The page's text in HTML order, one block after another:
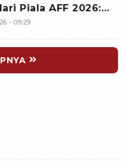
Piala AFF 2026:
- 09:29